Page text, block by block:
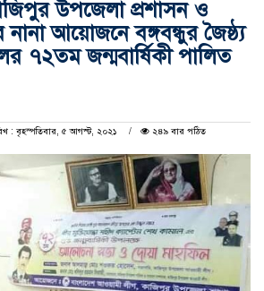
উপজেলা প্রশাসন ও
আয়োজনে বঙ্গবন্ধুর জৈষ্ঠ্য
৭২তম জন্মবার্ষিকী পালিত
: বৃহস্পতিবার, ৫ আগস্ট, ২০২১
২৪৯ বার পঠিত